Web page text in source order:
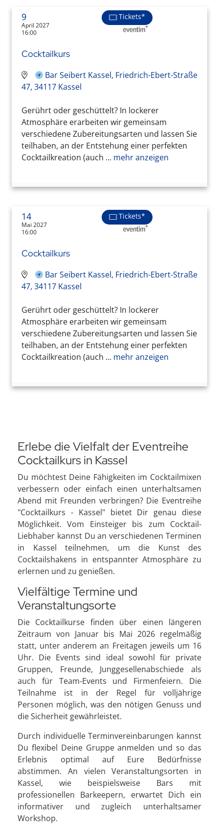
9
April 2027
16:00
Tickets*
Cocktailkurs
Bar Seibert Kassel, Friedrich-Ebert-Straße
47, 34117 Kassel
Gerührt oder geschüttelt? In lockerer
Atmosphäre erarbeiten wir gemeinsam
verschiedene Zubereitungsarten und lassen Sie
teilhaben, an der Entstehung einer perfekten
Cocktailkreation (auch ... mehr anzeigen
14
Mai 2027
16:00
Tickets*
Cocktailkurs
Bar Seibert Kassel, Friedrich-Ebert-Straße
47, 34117 Kassel
Gerührt oder geschüttelt? In lockerer
Atmosphäre erarbeiten wir gemeinsam
verschiedene Zubereitungsarten und lassen Sie
teilhaben, an der Entstehung einer perfekten
Cocktailkreation (auch ... mehr anzeigen
Erlebe die Vielfalt der Eventreihe
Cocktailkurs in Kassel
Du möchtest Deine Fähigkeiten im Cocktailmixen
verbessern oder einfach einen unterhaltsamen
Abend mit Freunden verbringen? Die Eventreihe
"Cocktailkurs - Kassel" bietet Dir genau diese
Möglichkeit. Vom Einsteiger bis zum Cocktail-
Liebhaber kannst Du an verschiedenen Terminen
in Kassel teilnehmen, um die Kunst des
Cocktailshakens in entspannter Atmosphäre zu
erlernen und zu genießen.
Vielfältige Termine und
Veranstaltungsorte
Die Cocktailkurse finden über einen längeren
Zeitraum von Januar bis Mai 2026 regelmäßig
statt, unter anderem an Freitagen jeweils um 16
Uhr. Die Events sind ideal sowohl für private
Gruppen, Freunde, Junggesellenabschiede als
auch für Team-Events und Firmenfeiern. Die
Teilnahme ist in der Regel für volljährige
Personen möglich, was den nötigen Genuss und
die Sicherheit gewährleistet.
Durch individuelle Terminvereinbarungen kannst
Du flexibel Deine Gruppe anmelden und so das
Erlebnis optimal auf Eure Bedürfnisse
abstimmen. An vielen Veranstaltungsorten in
Kassel, wie beispielsweise Bars mit
professionellen Barkeepern, erwartet Dich ein
informativer und zugleich unterhaltsamer
Workshop.